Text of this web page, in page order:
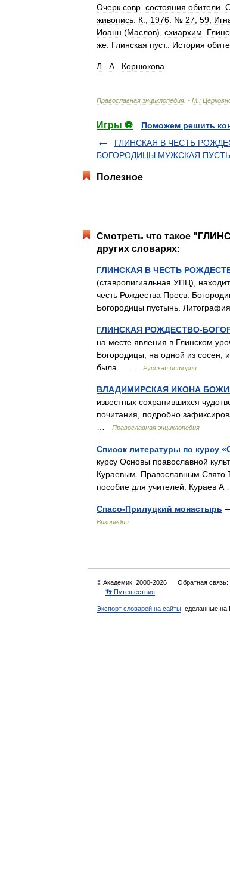
Очерк совр состояния обители
живопись К 1976 . № 27 59;
Иоанн (Маслов), схиархим
же Глинская пуст.: История
Л А Корнюкова
Православная энциклопедия . - М :
Игры ⚽
Поможем решить
ГЛИНСКАЯ В ЧЕСТЬ
БОГОРОДИЦЫ МУЖСКАЯ
Полезное
Смотреть что такое
других словарях:
ГЛИНСКАЯ В ЧЕСТЬ
(ставропигиальная УПЦ),
честь Рождества Пресв.
Богородицы пустынь.
ГЛИНСКАЯ РОЖДЕСТВО-
на месте явления в Глинском
Богородицы, на одной из сосен,
была… …
Русская история
ВЛАДИМИРСКАЯ ИКОНА
известных сохранившихся
почитания, подробно
Православная энциклопедия
Список литературы по курсу
курсу Основы православной
Кураевым. Православным Свято
пособие для учителей. Кураев
Спасо-Прилуцкий монастырь
Википедия
© Академик, 2000-2026 Обратная связь:
👣 Путешествия
Экспорт словарей на сайты , сделанные на